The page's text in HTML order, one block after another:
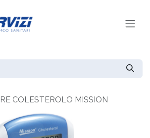
COLESTEROLO MISSION